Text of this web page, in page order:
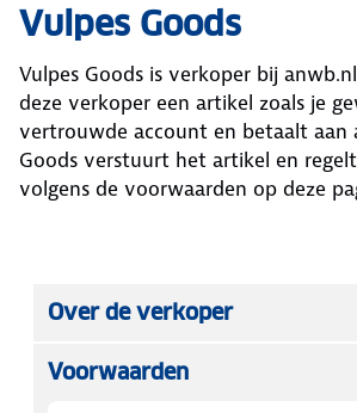
Vulpes Goods
Vulpes Goods is verkoper bij
deze verkoper een artikel zoals je
vertrouwde account en betaalt aan
Goods verstuurt het artikel en
volgens de voorwaarden op deze
Over de verkoper
Voorwaarden